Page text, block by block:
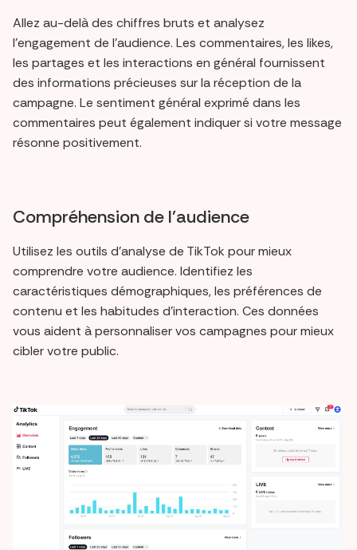
Allez au-delà des chiffres bruts et analysez
l'engagement de l'audience. Les commentaires, les likes,
les partages et les interactions en général fournissent
des informations précieuses sur la réception de la
campagne. Le sentiment général exprimé dans les
commentaires peut également indiquer si votre message
résonne positivement.
Compréhension de l'audience
Utilisez les outils d'analyse de TikTok pour mieux
comprendre votre audience. Identifiez les
caractéristiques démographiques, les préférences de
contenu et les habitudes d'interaction. Ces données
vous aident à personnaliser vos campagnes pour mieux
cibler votre public.